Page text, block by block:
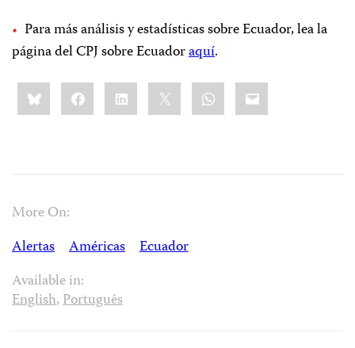
Para más análisis y estadísticas sobre Ecuador, lea la
página del CPJ sobre Ecuadoraquí.
Share
this:BlueskyFacebookLinkedIn WhatsApp
Email
More On:
Alertas
Américas
Ecuador
Available in:
English,Português